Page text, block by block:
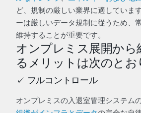
ど、規制の厳しい業界に適していま
ーは厳しいデータ規制に従うため、
維持することが重要です。
オンプレミス展開から
るメリットは次のとお
✓ フルコントロール
オンプレミスの入退室管理システム